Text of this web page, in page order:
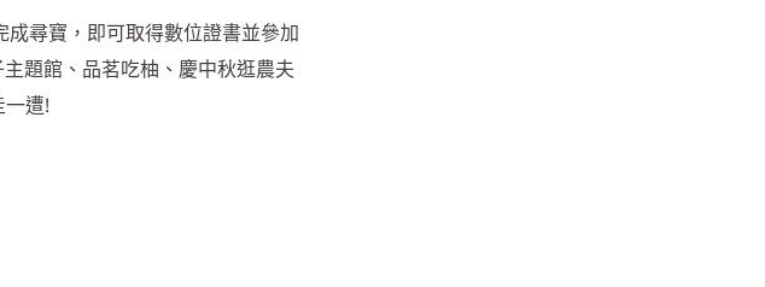
尋寶，即可取得數位證書並參加
題館、品茗吃柚、慶中秋逛農夫
遭!